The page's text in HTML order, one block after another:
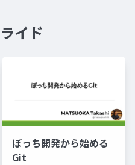
イド
ぼっち開発から始める
Git